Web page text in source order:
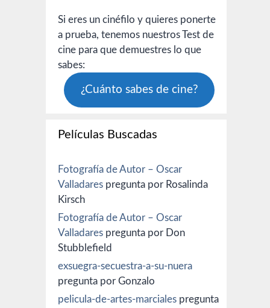
Si eres un cinéfilo y quieres ponerte
a prueba, tenemos nuestros Test de
cine para que demuestres lo que
sabes:
¿Cuánto sabes de cine?
Películas Buscadas
Fotografía de Autor – Oscar
Valladares pregunta por Rosalinda
Kirsch
Fotografía de Autor – Oscar
Valladares pregunta por Don
Stubblefield
exsuegra-secuestra-a-su-nuera
pregunta por Gonzalo
pelicula-de-artes-marciales pregunta